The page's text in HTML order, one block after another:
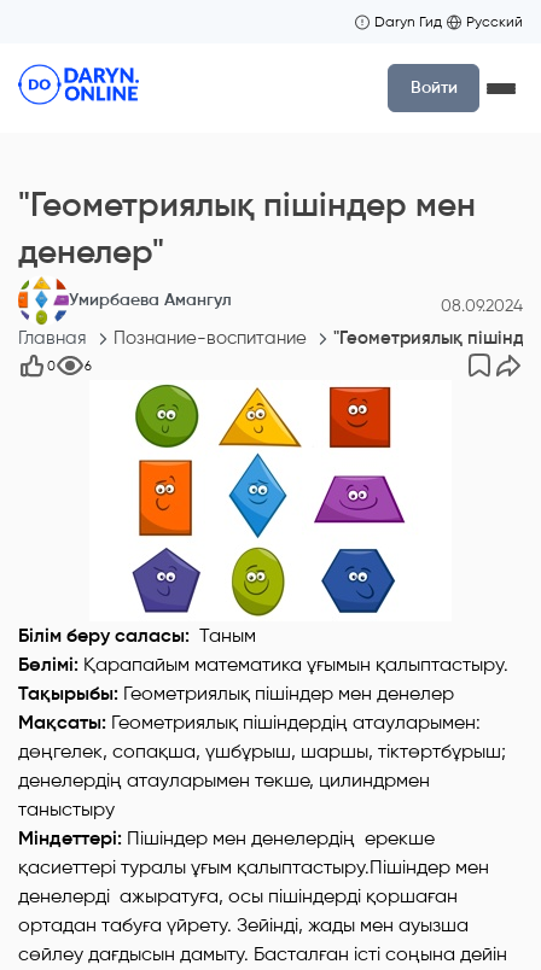
Daryn Гид Русский
Войти
"Геометриялық пішіндер мен
денелер"
Умирбаева Амангул 08.09.2024
Главная Познание-воспитание "Геометриялық
0 6
Білім беру саласы: Таным
Бөлімі: Қарапайым математика ұғымын қалыптастыру.
Тақырыбы: Геометриялық пішіндер мен денелер
Мақсаты: Геометриялық пішіндердің атауларымен:
дөңгелек, сопақша, үшбұрыш, шаршы, тіктөртбұрыш;
денелердің атауларымен текше, цилиндрмен
таныстыру
Міндеттері: Пішіндер мен денелердің ерекше
қасиеттері туралы ұғым қалыптастыру.Пішіндер мен
денелерді ажыратуға, осы пішіндерді қоршаған
ортадан табуға үйрету. Зейінді, жады мен ауызша
сөйлеу дағдысын дамыту. Басталған істі соңына дейін